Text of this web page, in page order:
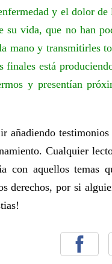
y el dolor
su vida, que no han
mano y transmitirles
finales está
y presentían
añadiendo
Cualquier
con aquellos temas
derechos, por si